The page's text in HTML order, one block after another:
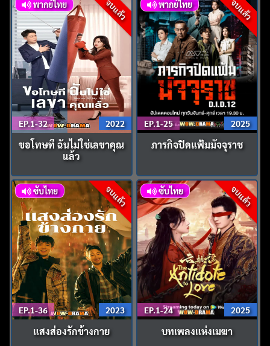
จบแล้ว
พากย์ไทย
EP.1-32 2022
ขอโทษที ฉันไม่ใช่เลขาคุณ
แล้ว
จบแล้ว
พากย์ไทย
EP.1-25 2025
ภารกิจปิดแฟ้มมัจจุราช
จบแล้ว
ซับไทย
EP.1-36 2023
แสงส่องรักข้างกาย
จบแล้ว
ซับไทย
EP.1-24 2025
บทเพลงแห่งเมฆา